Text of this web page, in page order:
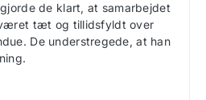
de klart, at samarbejdet
tæt og tillidsfyldt over
De understregede, at han